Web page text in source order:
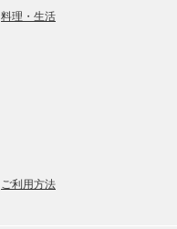
料理・生活
ご利用方法